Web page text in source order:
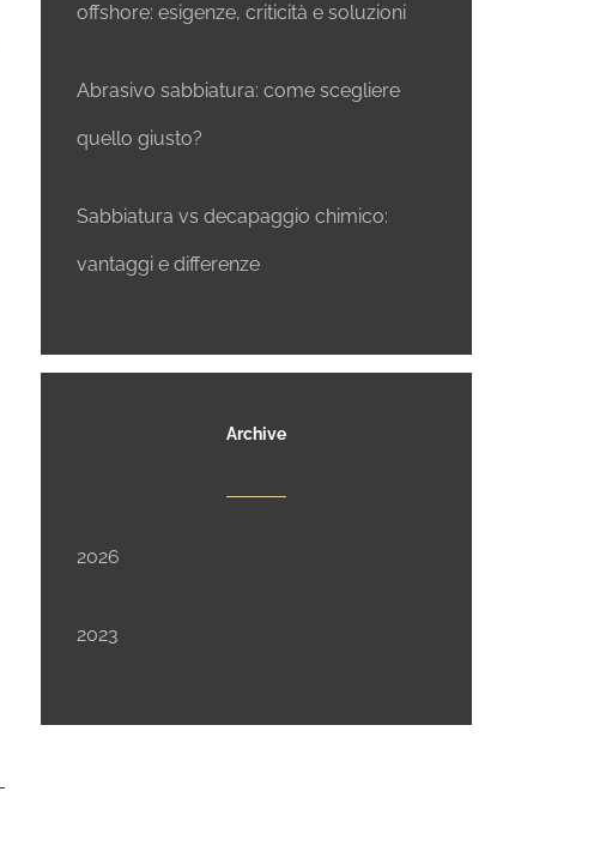
offshore: esigenze, criticità e soluzioni
Abrasivo sabbiatura: come scegliere
quello giusto?
Sabbiatura vs decapaggio chimico:
vantaggi e differenze
Archive
2026
2023